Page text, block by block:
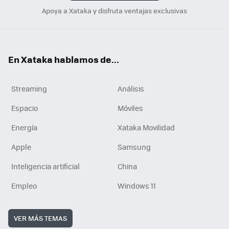
Apoya a Xataka y disfruta ventajas exclusivas
En Xataka hablamos de...
Streaming
Análisis
Espacio
Móviles
Energía
Xataka Movilidad
Apple
Samsung
Inteligencia artificial
China
Empleo
Windows 11
VER MÁS TEMAS